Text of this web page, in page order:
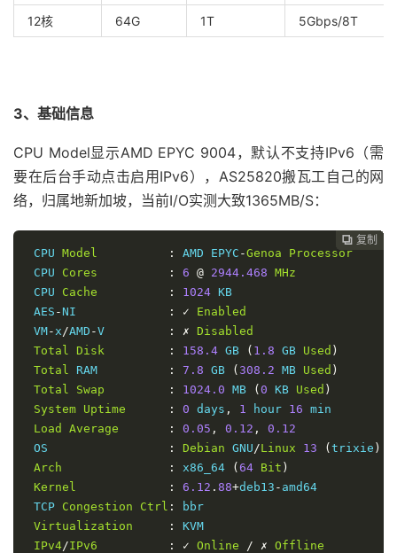
12核 64G 1T 5Gbps/8T
3、基础信息
CPU Model显示AMD EPYC 9004，默认不支持IPv6（需
要在后台手动点击启用IPv6），AS25820搬瓦工自己的网
络，归属地新加坡，当前I/O实测大致1365MB/S：
 复制
 复制
 复制
 复制
 复制
 复制
 复制
 复制
 复制
CPU Model : AMD EPYC -Genoa
Processor
CPU Cores : 6 @ 2944.468 MHz
CPU Cache : 1024 KB
AES -NI : ✓
Enabled
VM- x /AMD -V : ✗ Disabled
Total
Disk : 158.4 GB ( 1.8 GB Used )
Total
RAM : 7.8 GB ( 308.2 MB Used )
Total
Swap : 1024.0 MB ( 0 KB Used )
System Uptime : 0 days , 1 hour 16 min
Load
Average : 0.05 , 0.12 ,
0.12
OS
: Debian GNU /Linux 13 ( trixie )
Arch
: x86_64 ( 64 Bit )
Kernel
: 6.12 . 88+deb13 - amd64
TCP Congestion Ctrl :
bbr
Virtualization
:
KVM
IPv4/IPv6 : ✓ Online / ✗ Offline